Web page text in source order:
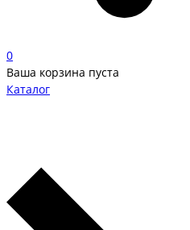
0
Ваша корзина пуста
Каталог